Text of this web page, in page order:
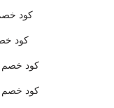
كود
كود
كود
كود